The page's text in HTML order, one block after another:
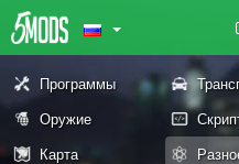
Программы
Оружие
Карта